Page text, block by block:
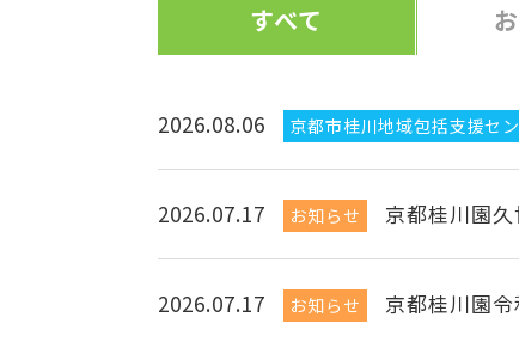
すべて
2026.08.06 京都市桂川地域包括支援セ
2026.07.17 お知らせ 京都桂川園
2026.07.17 お知らせ 京都桂川園